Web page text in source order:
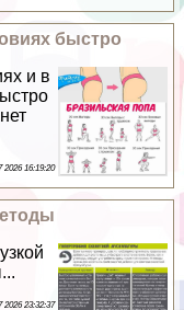
быстро
и в
2026 16:19:20
2026 23:32:37